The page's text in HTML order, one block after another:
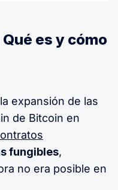
es y cómo
expansión de las
de Bitcoin en
fungibles,
no era posible en